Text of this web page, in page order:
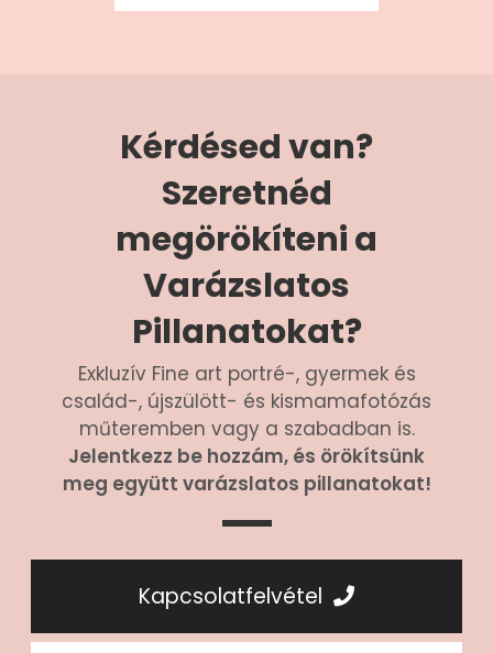
Kérdésed van?
Szeretnéd
megörökíteni a
Varázslatos
Pillanatokat?
Exkluzív Fine art portré-, gyermek és
család-, újszülött- és kismamafotózás
műteremben vagy a szabadban is.
Jelentkezz be hozzám, és örökítsünk
meg együtt varázslatos pillanatokat!
Kapcsolatfelvétel